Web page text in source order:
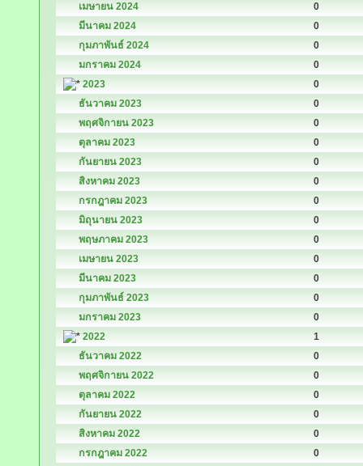
เมษายน 2024
0
มีนาคม 2024
0
กุมภาพันธ์ 2024
0
มกราคม 2024
0
2023
0
ธันวาคม 2023
0
พฤศจิกายน 2023
0
ตุลาคม 2023
0
กันยายน 2023
0
สิงหาคม 2023
0
กรกฎาคม 2023
0
มิถุนายน 2023
0
พฤษภาคม 2023
0
เมษายน 2023
0
มีนาคม 2023
0
กุมภาพันธ์ 2023
0
มกราคม 2023
0
2022
1
ธันวาคม 2022
0
พฤศจิกายน 2022
0
ตุลาคม 2022
0
กันยายน 2022
0
สิงหาคม 2022
0
กรกฎาคม 2022
0